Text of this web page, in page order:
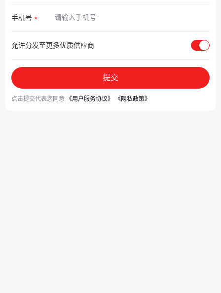
手机号
允许分发至更多优质供应商
提交
点击提交代表您同意 《用户服务协议》 《隐私政策》